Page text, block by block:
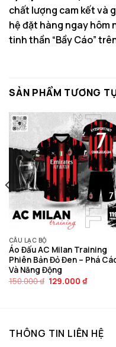
chất lượng cam kết và
hệ đặt hàng ngay hôm
tinh thần “Bầy Cáo”
SẢN PHẨM TƯƠNG
CÂU LẠC BỘ
Áo Đấu AC Milan Training
Phiên Bản Đỏ Đen – Phá
Và Năng Động
150.000₫ Giá
129.000 ₫Giá
THÔNG TIN LIÊN HỆ